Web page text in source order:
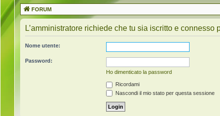
FORUM
L’amministratore richiede che tu sia iscritto e connesso
Nome utente:
Password:
Ho dimenticato la password
Ricordami
Nascondi il mio stato per questa sessione